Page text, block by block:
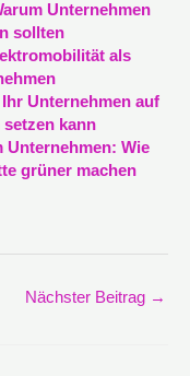
Unternehmen
sollten
als
Unternehmen auf
kann
Unternehmen: Wie
grüner machen
Nächster Beitrag →